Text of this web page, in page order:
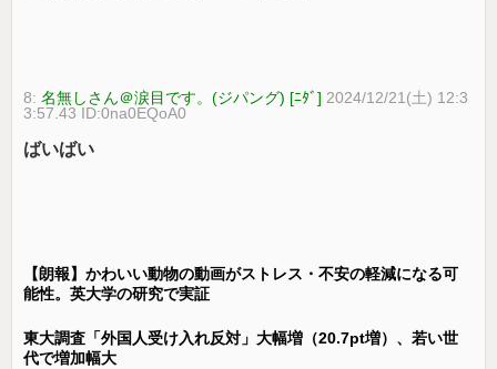
8:名無しさん＠涙目です。(ジパング) [ﾆﾀﾞ] 2024/12/21(土) 12:3
3:57.43 ID:0na0EQoA0
ばいばい
【朗報】かわいい動物の動画がストレス・不安の軽減になる可
能性。英大学の研究で実証
東大調査「外国人受け入れ反対」大幅増（20.7pt増）、若い世
代で増加幅大